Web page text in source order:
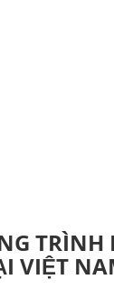
SERIES
TRÌNH
VIỆT